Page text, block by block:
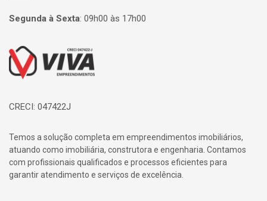
Segunda à Sexta: 09h00 às 17h00
Página inicial
CRECI: 047422J
Temos a solução completa em empreendimentos imobiliários,
atuando como imobiliária, construtora e engenharia. Contamos
com profissionais qualificados e processos eficientes para
garantir atendimento e serviços de excelência.